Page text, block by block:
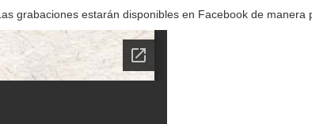
grabaciones estarán disponibles en Facebook de manera